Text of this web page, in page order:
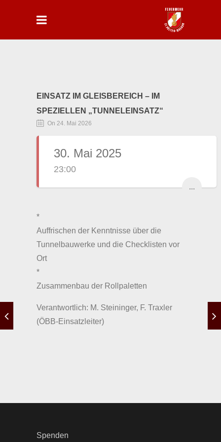
EINSATZ IM GLEISBEREICH – IM
SPEZIELLEN „TUNNELEINSATZ“
On 24. Mai 2026
30. Mai 2025
23:00
...
*
Auffrischen der Kenntnisse über die
Tunnelbauwerke und die Checklisten vor
Ort
*
Zusammenbau der Rollpaletten
Verantwortlich: M. Steininger, F. Traxler
(ÖBB-Einsatzleiter)
Spenden